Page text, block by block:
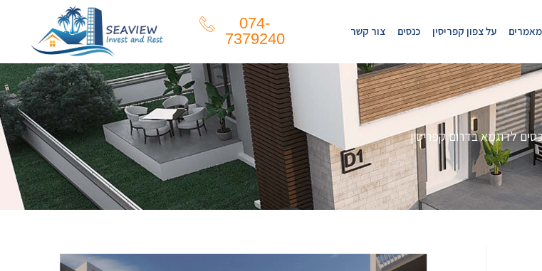
מאמרים על צפון קפריסין כנסים צור קשר
074-
7379240
לדוגמא בדרום קפריסין